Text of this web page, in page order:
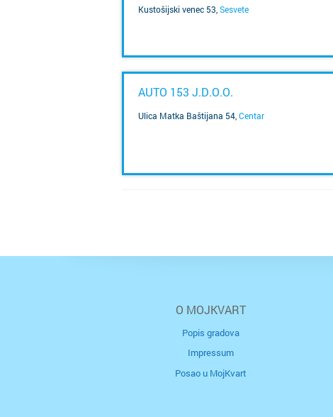
Kustošijski venec 53 Sesvete
AUTO 153 J.D.O.O.
Ulica Matka Baštijana 54 Centar
O MOJKVART
Popis gradova
Impressum
Posao u MojKvart